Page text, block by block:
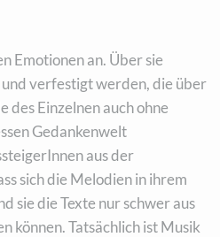
Emotionen an. Über sie
verfestigt werden, die über
des Einzelnen auch ohne
Gedankenwelt
aus der
sich die Melodien in ihrem
sie die Texte nur schwer aus
können. Tatsächlich ist Musik